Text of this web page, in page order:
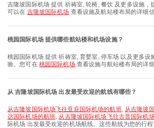
吉隆坡国际机场 提供 祈祷室, 轮椅, 餐饮 及更多设施，提升您的出行体验。您
可以在 吉隆坡国际机场 查看设施及航站楼布局的详细信
桃园国际机场 提供哪些航站楼和机场设施？
桃园国际机场 提供 祈祷室, 育婴室, 停车场 以及更多设施，提升您的旅行体
验。您可在 桃园国际机场查看设施与航站楼布局的详细
从 吉隆坡国际机场 出发最受欢迎的航线有哪些？
从吉隆坡国际机场飞往亚庇国际机场的航班, 从吉隆坡
达国际机场的航班, 从吉隆坡国际机场飞往古晋国际机
际机场 出发最受欢迎的机场航线。这些航线为您的行程